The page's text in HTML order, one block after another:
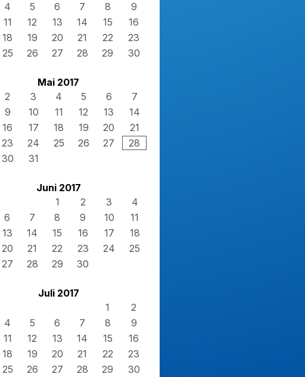
4 5 6 7 8
9
11 12 13 14 15
16
18 19 20 21 22
23
25 26 27 28 29 30
Mai 2017
2 3 4 5 6
7
9 10 11 12 13
14
16 17 18 19 20
21
23 24 25 26 27
28
30 31
Juni 2017
1
2 3
4
6 7 8 9 10
11
13 14 15 16 17
18
20 21 22 23 24
25
27 28 29 30
Juli 2017
1
2
4 5 6 7 8
9
11 12 13 14 15
16
18 19 20 21 22
23
25 26 27 28 29
30